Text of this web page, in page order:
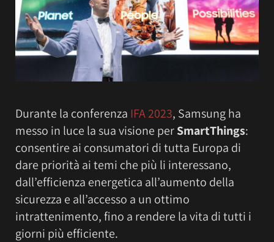
Durante la conferenza IFA 2023, Samsung ha
messo in luce la sua visione perSmartThings:
consentire ai consumatori di tutta Europa di
dare priorità ai temi che più li interessano,
dall’efficienza energetica all’aumento della
sicurezza e all’accesso a un ottimo
intrattenimento, fino a rendere la vita di tutti i
giorni più efficiente.